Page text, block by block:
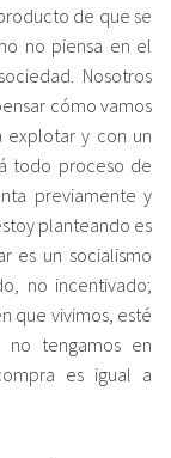
de que se
no piensa en el
Nosotros
cómo vamos
explotar y con un
todo proceso de
previamente y
planteando es
es un socialismo
no incentivado;
que vivimos, esté
no tengamos en
es igual a